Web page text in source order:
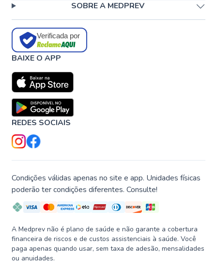
SOBRE A MEDPREV
Verificada por
BAIXE O APP
REDES SOCIAIS
Condições válidas apenas no site e app. Unidades físicas
poderão ter condições diferentes. Consulte!
A Medprev não é plano de saúde e não garante a cobertura
financeira de riscos e de custos assistenciais à saúde. Você
paga apenas quando usar, sem taxa de adesão, mensalidades
ou anuidades.